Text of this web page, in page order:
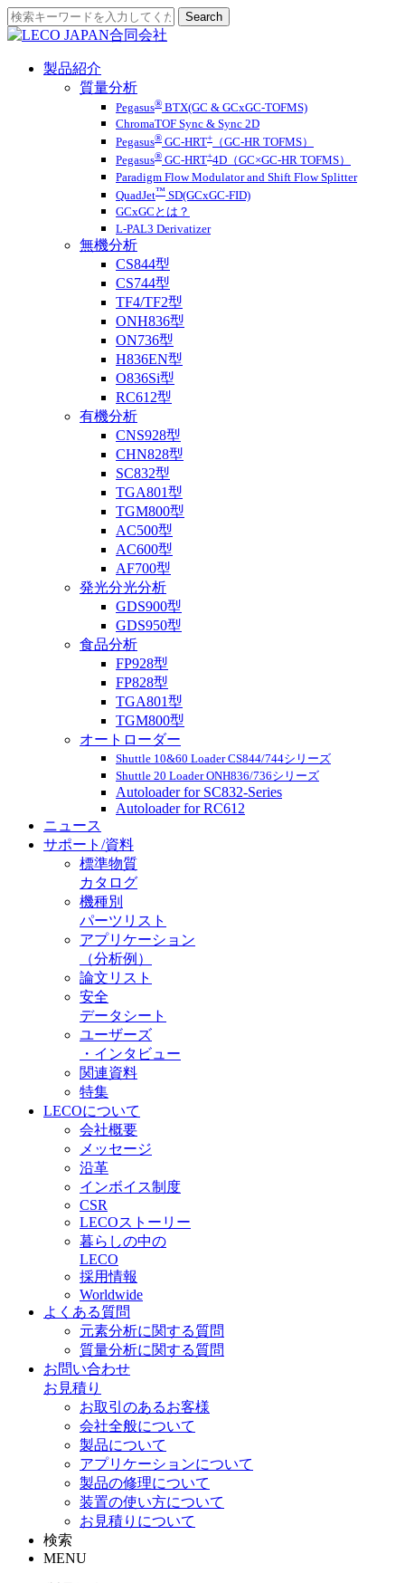
製品紹介
質量分析
Pegasus® BTX(GC & GCxGC-TOFMS)
ChromaTOF Sync & Sync 2D
Pegasus® GC-HRT+
（GC-HR TOFMS）
Pegasus® GC-HRT+4D（GC×GC-HR TOFMS）
Paradigm Flow Modulator and Shift Flow Splitter
QuadJet™ SD(GCxGC-FID)
GCxGCとは？
L-PAL3 Derivatizer
無機分析
CS844型
CS744型
TF4/TF2型
ONH836型
ON736型
H836EN型
O836Si型
RC612型
有機分析
CNS928型
CHN828型
SC832型
TGA801型
TGM800型
AC500型
AC600型
AF700型
発光分光分析
GDS900型
GDS950型
食品分析
FP928型
FP828型
TGA801型
TGM800型
オートローダー
Shuttle 10&60 Loader CS844/744シリーズ
Shuttle 20 Loader ONH836/736シリーズ
Autoloader for SC832-Series
Autoloader for RC612
ニュース
サポート/資料
標準物質
カタログ
機種別
パーツリスト
アプリケーション
（分析例）
論文リスト
安全
データシート
ユーザーズ
・インタビュー
関連資料
特集
LECOについて
会社概要
メッセージ
沿革
インボイス制度
CSR
LECOストーリー
暮らしの中の
LECO
採用情報
Worldwide
よくある質問
元素分析に関する質問
質量分析に関する質問
お問い合わせ
お見積り
お取引のあるお客様
会社全般について
製品について
アプリケーションについて
製品の修理について
装置の使い方について
お見積りについて
検索
MENU